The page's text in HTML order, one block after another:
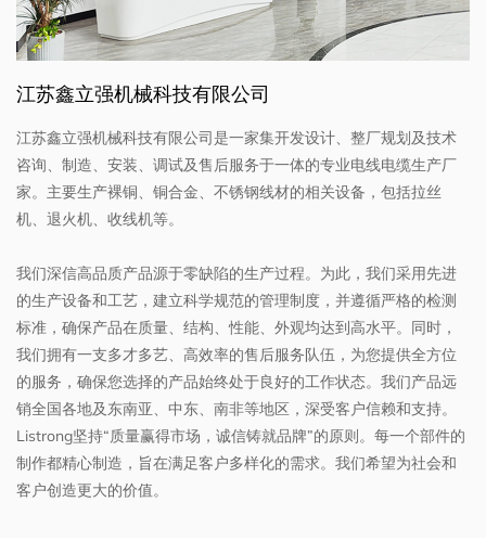
江苏鑫立强机械科技有限公司
江苏鑫立强机械科技有限公司是一家集开发设计、整厂规划及技术
咨询、制造、安装、调试及售后服务于一体的专业电线电缆生产厂
家。主要生产裸铜、铜合金、不锈钢线材的相关设备，包括拉丝
机、退火机、收线机等。
我们深信高品质产品源于零缺陷的生产过程。为此，我们采用先进
的生产设备和工艺，建立科学规范的管理制度，并遵循严格的检测
标准，确保产品在质量、结构、性能、外观均达到高水平。同时，
我们拥有一支多才多艺、高效率的售后服务队伍，为您提供全方位
的服务，确保您选择的产品始终处于良好的工作状态。我们产品远
销全国各地及东南亚、中东、南非等地区，深受客户信赖和支持。
Listrong坚持“质量赢得市场，诚信铸就品牌”的原则。每一个部件的
制作都精心制造，旨在满足客户多样化的需求。我们希望为社会和
客户创造更大的价值。